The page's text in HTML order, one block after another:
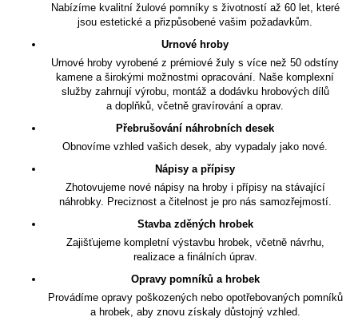
Nabízíme kvalitní žulové pomníky s životností až 60 let, které
jsou estetické a přizpůsobené vašim požadavkům.
Urnové hroby
Urnové hroby vyrobené z prémiové žuly s více než 50 odstíny
kamene a širokými možnostmi opracování. Naše komplexní
služby zahrnují výrobu, montáž a dodávku hrobových dílů
a doplňků, včetně gravírování a oprav.
Přebrušování náhrobních desek
Obnovíme vzhled vašich desek, aby vypadaly jako nové.
Nápisy a přípisy
Zhotovujeme nové nápisy na hroby i přípisy na stávající
náhrobky. Preciznost a čitelnost je pro nás samozřejmostí.
Stavba zděných hrobek
Zajišťujeme kompletní výstavbu hrobek, včetně návrhu,
realizace a finálních úprav.
Opravy pomníků a hrobek
Provádíme opravy poškozených nebo opotřebovaných pomníků
a hrobek, aby znovu získaly důstojný vzhled.